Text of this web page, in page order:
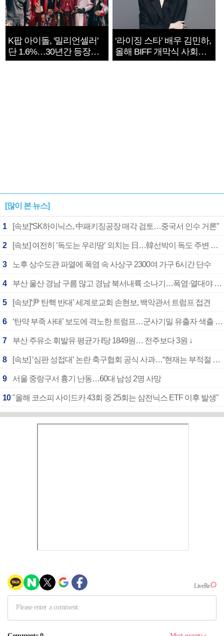
K팝 아이돌, '밀리언셀러'
단 1.6%…30년간 등장
1182개팀 전수조사
‘라이징 스타’ 배우 김민하,
올해 BIFF 개막식 사회자
확정
[많이 본 뉴스]
1 [속보]“SK하이닉스, 中패키징공장 매각 검토…중국서 인수 거론”
2 [속보] 여전히 ‘독도는 우리땅’ 외치는 日…韓선박이 독도 주변 해양조사 활동하자 반발
3 노후 상수도관 파열에 폭염 속 사상구 2300여 가구 6시간 단수
4 부산 울산 경남 구름 많고 경남 북서내륙 소나기…폭염·열대야 계속
5 [속보]‘尹 탄핵 반대’ 세계로교회 손현보, 백악관서 트럼프 접견
6 ‘탄약 부족 사태’ 보도에 격노한 트럼프…군사기밀 유출자 색출 지시
7 부산 주유소 휘발유 평균가 ℓ당 1849원… 전주보다 3원 ↓
8 [속보] ‘심판 성접대’ 논란 축구협회 공식 사과…“현재는 부적절 행위 없어”
9 서울 중랑구서 흉기 난동…60대 남성 2명 사망
10 "올해 코스피 사이드카 43회 중 25회는 삼전닉스 ETF 이후 발생"